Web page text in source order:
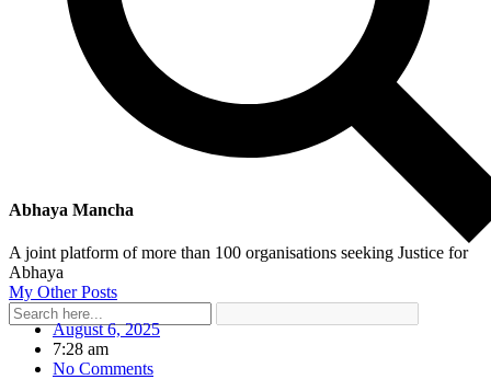
Abhaya Mancha
A joint platform of more than 100 organisations seeking Justice for
Abhaya
My Other Posts
August 6, 2025
7:28 am
No Comments